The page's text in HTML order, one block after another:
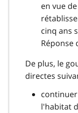
en vue
cinq ans
Réponse
De plus, le
directes
l'habitat